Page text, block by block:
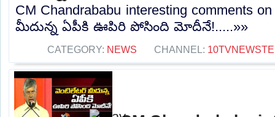
CM Chandrababu interesting comments
మీదున్న ఏపీకి ఊపిరి పోసింది మోదీనే!.....»»
CATEGORY: NEWS CHANNEL: